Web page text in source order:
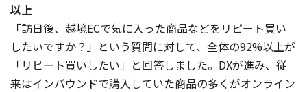
以上
「訪日後、越境ECで気に入った商品などをリピート買い
したいですか？」という質問に対して、全体の92%以上が
「リピート買いしたい」と回答しました。DXが進み、従
来はインバウンドで購入していた商品の多くがオンライン